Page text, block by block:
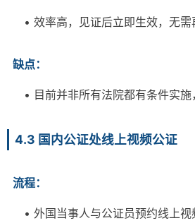
• 效率高，见证后立即生效，无需
缺点：
• 目前并非所有法院都有条件实施
4.3 国内公证处线上视频公证
流程：
• 外国当事人与公证员预约线上视